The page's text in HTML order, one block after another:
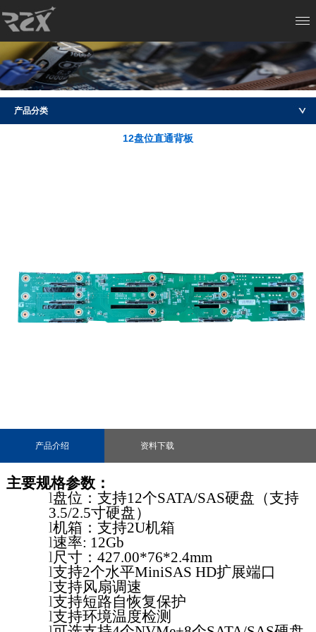
产品分类
12盘位直通背板
产品介绍 资料下载
主要规格参数：
l盘位：支持12个SATA/SAS硬盘 （支持
3.5/2.5寸硬盘）
l机箱：支持2U机箱
l速率: 12Gb
l尺寸：427.00*76*2.4mm
l支持2个水平MiniSAS HD扩展端口
l支持风扇调速
l支持短路自恢复保护
l支持环境温度检测